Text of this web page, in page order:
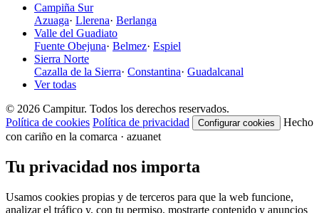
Campiña Sur
Azuaga· Llerena· Berlanga
Valle del Guadiato
Fuente Obejuna· Belmez· Espiel
Sierra Norte
Cazalla de la Sierra· Constantina· Guadalcanal
Ver todas
© 2026 Campitur. Todos los derechos reservados.
Política de cookies Política de privacidad Configurar cookies
Hecho
con cariño en la comarca · azuanet
Tu privacidad nos importa
Usamos cookies propias y de terceros para que la web funcione,
analizar el tráfico y, con tu permiso, mostrarte contenido y anuncios